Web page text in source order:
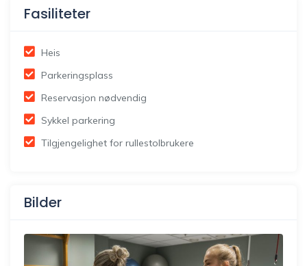
Fasiliteter
Heis
Parkeringsplass
Reservasjon nødvendig
Sykkel parkering
Tilgjengelighet for rullestolbrukere
Bilder